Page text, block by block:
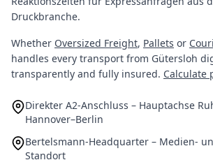
Druckbranche.
Whether Oversized Freight, Pallets or
handles every transport from Gütersloh
transparently and fully insured. Calculate
Direkter A2-Anschluss – Hauptachse
Hannover–Berlin
Bertelsmann-Headquarter – Medien-
Standort